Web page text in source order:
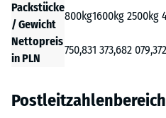
Packstücke
/ Gewicht
800kg1600kg 2500kg
Nettopreis
in PLN
750,831 373,682 079,37
Postleitzahlenbereich